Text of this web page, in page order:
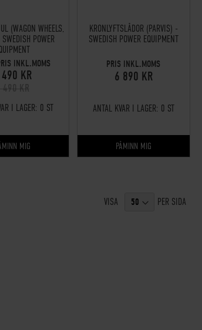
(WAGON WHEELS,
POWER
INKL.MOMS
KR
490 KR
I LAGER: 0 ST
MIG
KRONLYFTSLÅDOR (PARVIS) -
SWEDISH POWER EQUIPMENT
PRIS INKL.MOMS
6 890 KR
ANTAL KVAR I LAGER: 0 ST
PÅMINN MIG
VISA PER SIDA